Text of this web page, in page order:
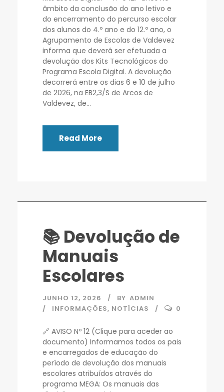
âmbito da conclusão do ano letivo e
do encerramento do percurso escolar
dos alunos do 4.º ano e do 12.º ano, o
Agrupamento de Escolas de Valdevez
informa que deverá ser efetuada a
devolução dos Kits Tecnológicos do
Programa Escola Digital. A devolução
decorrerá entre os dias 6 e 10 de julho
de 2026, na EB2,3/S de Arcos de
Valdevez, de...
Read More
📚 Devolução de
Manuais
Escolares
JUNHO 12, 2026 BY ADMIN
INFORMAÇÕES, NOTÍCIAS 0
🔗 AVISO Nº 12 (Clique para aceder ao
documento) Informamos todos os pais
e encarregados de educação do
período de devolução dos manuais
escolares atribuídos através do
programa MEGA: Os manuais das